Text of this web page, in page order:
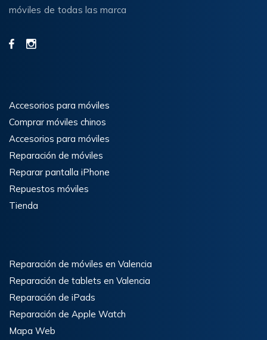
móviles de todas las marca
Accesorios para móviles
Comprar móviles chinos
Accesorios para móviles
Reparación de móviles
Reparar pantalla iPhone
Repuestos móviles
Tienda
Reparación de móviles en Valencia
Reparación de tablets en Valencia
Reparación de iPads
Reparación de Apple Watch
Mapa Web